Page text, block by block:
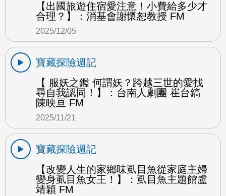
【出國旅遊住宿愛注意！小費給多少才
合理？】：消基會謝懷恕教授 FM
2025/12/05
寶藏探險週記
【 服妖之鑑 何謂妖？跨越三世的愛找
尋自我認同！】：台南人劇團 崔台鎬
陳映亘 FM
2025/11/21
寶藏探險週記
【改變人生的家鄉味虱目魚從家庭主婦
變身虱目魚女王！】：虱目魚主題館盧
靖穎 FM